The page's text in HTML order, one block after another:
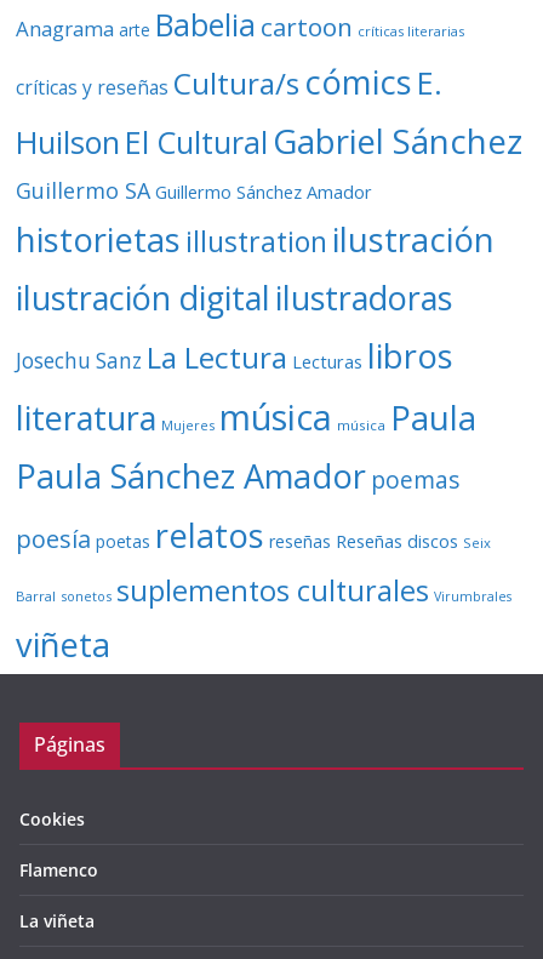
Anagrama arte Babelia cartoon críticas literarias
críticas y reseñas Cultura/s cómics E.
Huilson El Cultural Gabriel Sánchez
Guillermo SA Guillermo Sánchez Amador
historietas illustration ilustración
ilustración digital ilustradoras
Josechu Sanz La Lectura Lecturas libros
literatura Mujeres música música Paula
Paula Sánchez Amador poemas
poesía poetas relatos reseñas Reseñas discos Seix
Barral sonetos suplementos culturales Virumbrales
viñeta
Páginas
Cookies
Flamenco
La viñeta